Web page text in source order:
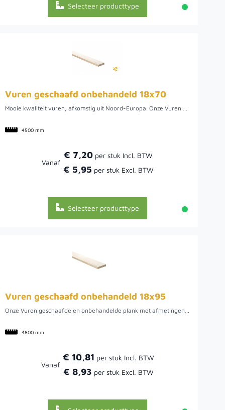
Selecteer producttype
Vuren geschaafd onbehandeld 18x70
Mooie kwaliteit vuren, afkomstig uit Noord-Europa. Onze Vuren geschaafde en onbehandelde plank met afmetingen van 18x70 mm, is geschikt voor binnen- en buitengebruik. Met deze plank voegt u een natuurlijke en unieke uitstraling aan uw project. De plank is onbehandeld, wat betekend dat schimmels, vocht en UV-straling het hout kunnen aantasten. Natuurlijk is het mogelijk om het hout zelf te behandelen met onze beits of olie, zodat het hout wel bestand is voor extra duurzaamheid.
4500 mm
Vanaf
€ 7,20
€ 5,95
Selecteer producttype
Vuren geschaafd onbehandeld 18x95
Onze Vuren geschaafde en onbehandelde plank met afmetingen van 18x95 mm, is geschikt voor binnen- en buitengebruik. Met deze plank voegt u een natuurlijke en unieke uitstraling aan uw project. De plank is onbehandeld, wat betekend dat schimmels, vocht en UV-straling het hout kunnen aantasten. Natuurlijk is het mogelijk om het hout zelf te behandelen met onze olie of beits, zodat het hout wel bestand is voor extra duurzaamheid.
4800 mm
Vanaf
€ 10,81
€ 8,93